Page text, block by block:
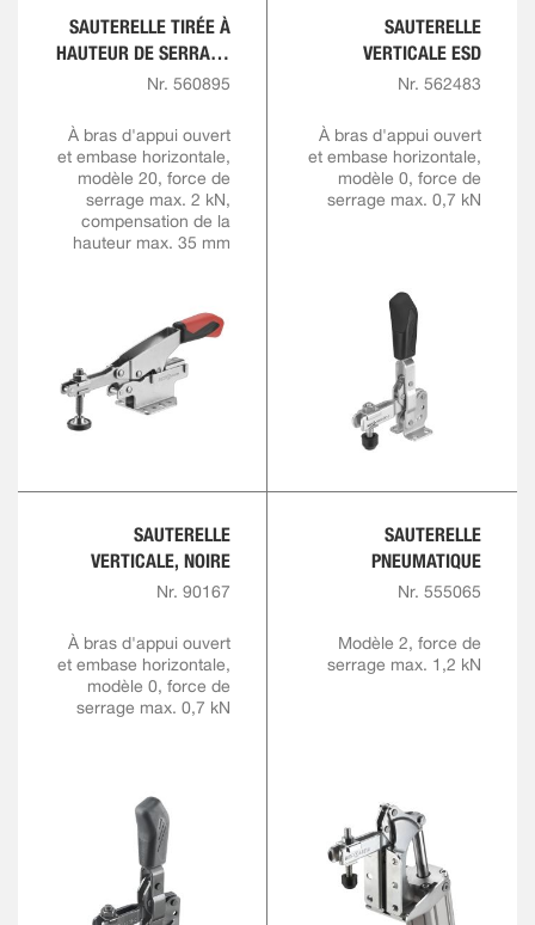
SAUTERELLE TIRÉE À
HAUTEUR DE SERRAGE
VARIABLE
Nr. 560895
À bras d'appui ouvert
et embase horizontale,
modèle 20, force de
serrage max. 2 kN,
compensation de la
hauteur max. 35 mm
SAUTERELLE
VERTICALE ESD
Nr. 562483
À bras d'appui ouvert
et embase horizontale,
modèle 0, force de
serrage max. 0,7 kN
SAUTERELLE
VERTICALE, NOIRE
Nr. 90167
À bras d'appui ouvert
et embase horizontale,
modèle 0, force de
serrage max. 0,7 kN
SAUTERELLE
PNEUMATIQUE
Nr. 555065
Modèle 2, force de
serrage max. 1,2 kN